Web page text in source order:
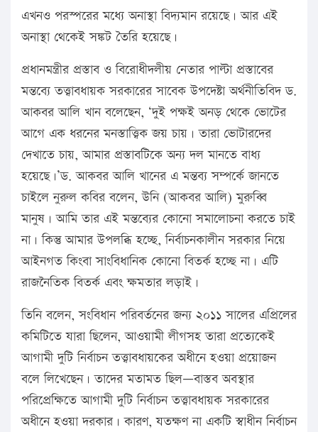
এখনও পরস্পরের মধ্যে অনাস্থা বিদ্যমান রয়েছে। আর এই
অনাস্থা থেকেই সঙ্কট তৈরি হয়েছে।
প্রধানমন্ত্রীর প্রস্তাব ও বিরোধীদলীয় নেতার পাল্টা প্রস্তাবের
মন্তব্যে তত্ত্বাবধায়ক সরকারের সাবেক উপদেষ্টা অর্থনীতিবিদ ড.
আকবর আলি খান বলেছেন, ‘দুই পক্ষই অনড় থেকে ভোটের
আগে এক ধরনের মনস্তাত্ত্বিক জয় চায়। তারা ভোটারদের
দেখাতে চায়, আমার প্রস্তাবটিকে অন্য দল মানতে বাধ্য
হয়েছে।’ড. আকবর আলি খানের এ মন্তব্য সম্পর্কে জানতে
চাইলে নুরুল কবির বলেন, উনি (আকবর আলি) মুরুব্বি
মানুষ। আমি তার এই মন্তব্যের কোনো সমালোচনা করতে চাই
না। কিন্তু আমার উপলব্ধি হচ্ছে, নির্বাচনকালীন সরকার নিয়ে
আইনগত কিংবা সাংবিধানিক কোনো বিতর্ক হচ্ছে না। এটি
রাজনৈতিক বিতর্ক এবং ক্ষমতার লড়াই।
তিনি বলেন, সংবিধান পরিবর্তনের জন্য ২০১১ সালের এপ্রিলের
কমিটিতে যারা ছিলেন, আওয়ামী লীগসহ তারা প্রত্যেকেই
আগামী দুটি নির্বাচন তত্ত্বাবধায়কের অধীনে হওয়া প্রয়োজন
বলে লিখেছেন। তাদের মতামত ছিল—বাস্তব অবস্থার
পরিপ্রেক্ষিতে আগামী দুটি নির্বাচন তত্ত্বাবধায়ক সরকারের
অধীনে হওয়া দরকার। কারণ, যতক্ষণ না একটি স্বাধীন নির্বাচন